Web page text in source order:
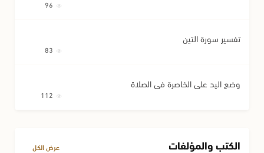
تفسير سورة التين
وضع اليد على الخاصرة في الصلاة
الكتب والمؤلفات عرض الكل